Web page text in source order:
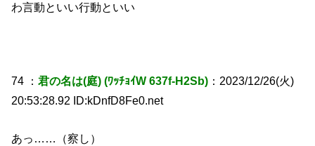
わ言動といい行動といい
74 ：君の名は(庭) (ﾜｯﾁｮｲW 637f-H2Sb) ：2023/12/26(火)
20:53:28.92 ID:kDnfD8Fe0.net
あっ……（察し）